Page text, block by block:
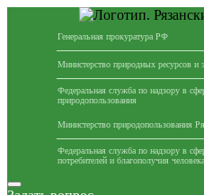
Генеральная прокуратура РФ
Министерство природных ресурсов и
Федеральная служба по надзору в
природопользования
Министерство природопользования
Федеральная служба по надзору в
потребителей и благополучия человека
Перейти